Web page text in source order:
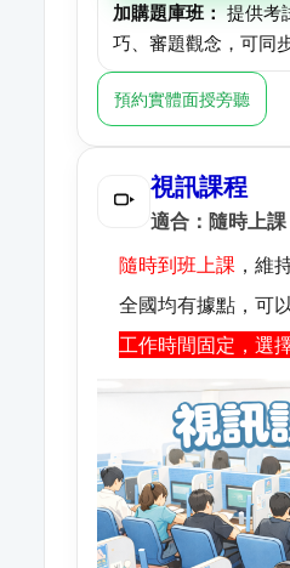
加購題庫班：提供考
巧、審題觀念，可同
預約實體面授旁聽
視訊課程
適合：隨時上課
隨時到班上課，維
全國均有據點，可
工作時間固定，選